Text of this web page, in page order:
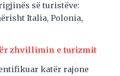
së turistëve:
Italia, Polonia,
zhvillimin e turizmit
katër rajone